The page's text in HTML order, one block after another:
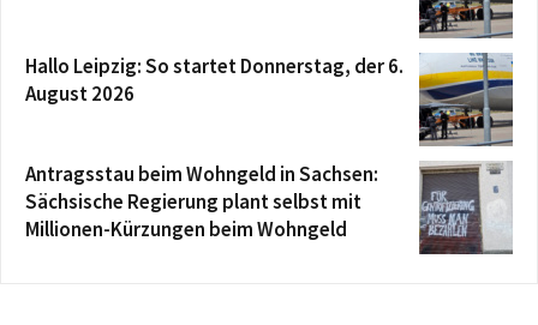
Hallo Leipzig: So startet Donnerstag, der 6.
August 2026
Antragsstau beim Wohngeld in Sachsen:
Sächsische Regierung plant selbst mit
Millionen-Kürzungen beim Wohngeld